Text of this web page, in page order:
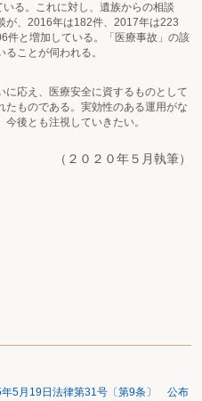
る。これに対し、遺族からの相談
が、2016年は182件、2017年は223
件と増加している。「医療事故」の該
ことが伺われる。
に応え、医療安全に資するものとして
ものである。実効性のある運用がな
後とも注視していきたい。
（２０２０年５月執筆）
年5月19日法律第31号〔第9条〕 公布